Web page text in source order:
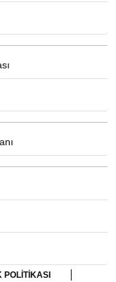
POLITIKASI |